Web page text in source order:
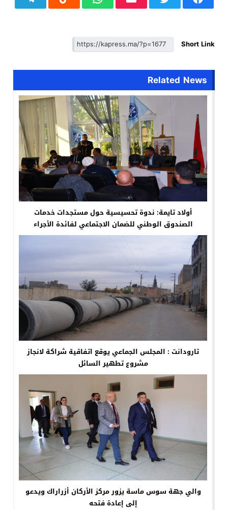
Short Link
Related News
أولاد تايمة: ندوة تحسيسية حول مستجدات خدمات
الصندوق الوطني للضمان الاجتماعي لفائدة الأجراء
الفلاحيين ( فيديو)
تارودانت : المجلس الجماعي يوقع اتفاقية شراكة لانجاز
مشروع تطهير السائل
والي جهة سوس ماسة يزور مركز الأركان أزراراك ويدعو
إلى إعادة فتحه